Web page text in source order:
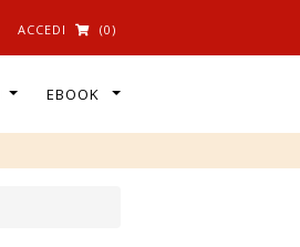
ACCEDI (0)
EBOOK